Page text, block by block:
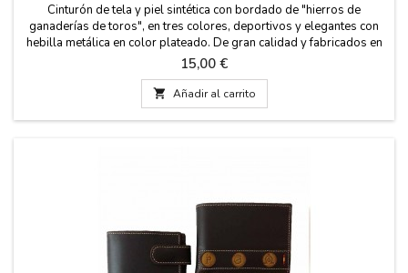
Cinturón de tela y piel sintética con bordado de "hierros de
ganaderías de toros", en tres colores, deportivos y elegantes con
hebilla metálica en color plateado. De gran calidad y fabricados en
España. Tallas: 90 - 95 - 100 - 105 - 110 - 115 ancho 3,5 cm
Precio
15,00 €
 Añadir al carrito